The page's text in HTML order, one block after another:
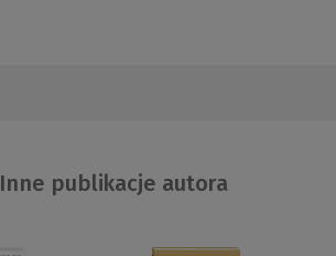
Inne publikacje autora